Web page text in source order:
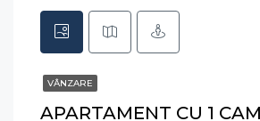
VÂNZARE
APARTAMENT CU 1